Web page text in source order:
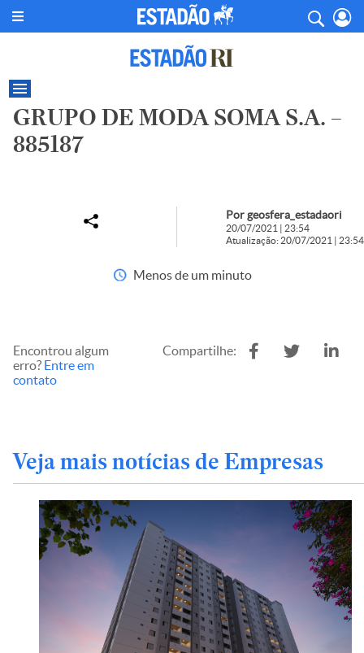
GRUPO DE MODA SOMA S.A. –
885187
Por geosfera_estadaori
20/07/2021 | 23:54
Atualização: 20/07/2021 | 23:54
Menos de um minuto
Encontrou algum
erro? Entre em
contato
Compartilhe:
Veja mais notícias de Empresas